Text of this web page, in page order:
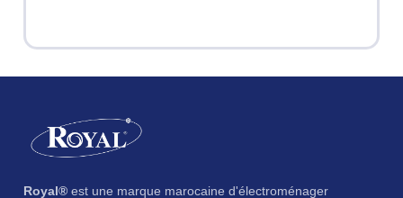
Royal® est une marque marocaine d'électroménager